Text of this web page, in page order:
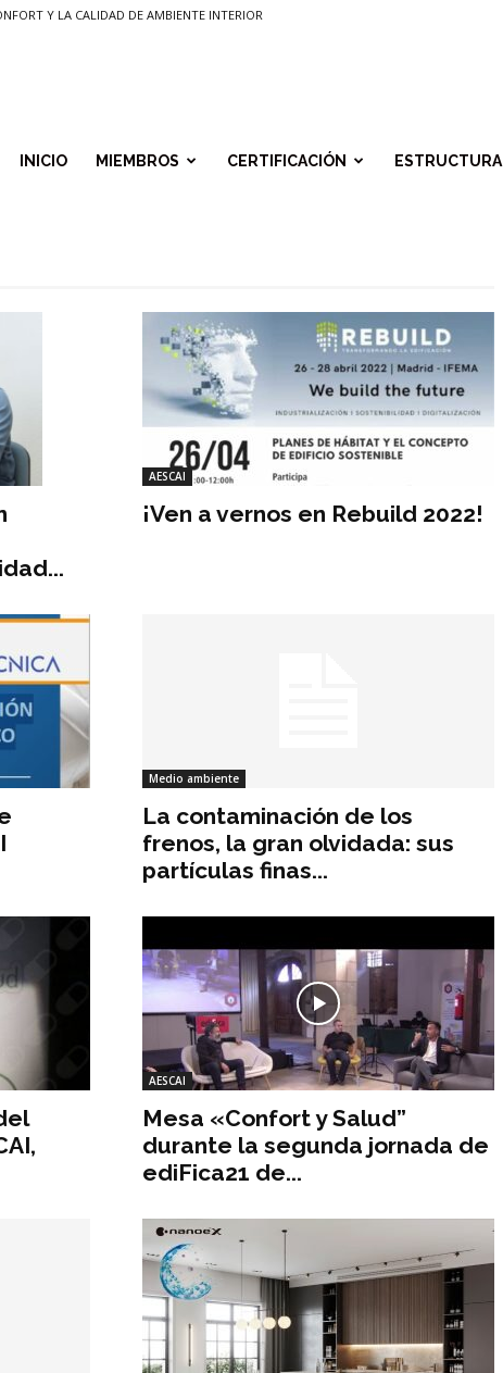
Y LA CALIDAD DE AMBIENTE INTERIOR
INICIO MIEMBROS CERTIFICACIÓN ESTRUCTURA
AESCAI
¡Ven a vernos en Rebuild 2022!
Medio ambiente
La contaminación de los
frenos, la gran olvidada: sus
partículas finas...
AESCAI
Mesa «Confort y Salud”
durante la segunda jornada de
ediFica21 de...